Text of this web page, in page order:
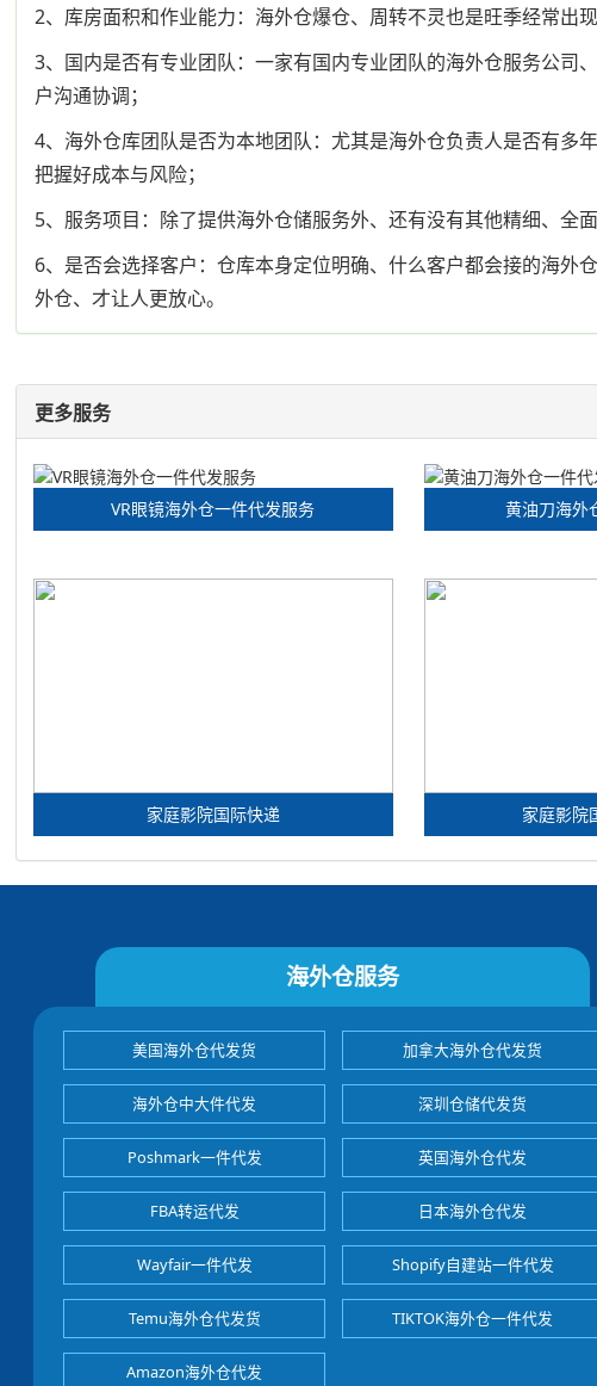
2、库房面积和作业能力：海外仓爆仓、周转不灵也是旺季经常出
3、国内是否有专业团队：一家有国内专业团队的海外仓服务公
户沟通协调；
4、海外仓库团队是否为本地团队：尤其是海外仓负责人是否有
把握好成本与风险；
5、服务项目：除了提供海外仓储服务外、还有没有其他精细、全
6、是否会选择客户：仓库本身定位明确、什么客户都会接的海
外仓、才让人更放心。
更多服务
VR眼镜海外仓一件代发服务 黄油刀海外
家庭影院国际快递 家庭影院
海外仓服务
美国海外仓代发货 加拿大海外仓代发货
海外仓中大件代发 深圳仓储代发货
Poshmark一件代发 英国海外仓代发
FBA转运代发 日本海外仓代发
Wayfair一件代发 Shopify自建站一件代发
Temu海外仓代发货 TIKTOK海外仓一件代发
Amazon海外仓代发